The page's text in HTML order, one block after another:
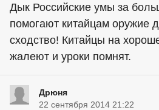
Дык Российские умы за
помогают китайцам оружие
сходство! Китайцы на
жалеют и уроки помнят.
Дрюня
22 сентября 2014 21:22